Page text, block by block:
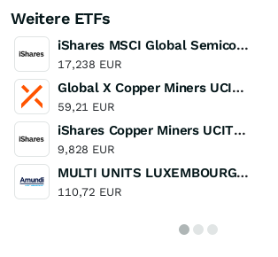
Weitere ETFs
iShares MSCI Global Semiconductors UCITS ETF USD (Acc)
17,238 EUR
Global X Copper Miners UCITS ETF USD Acc
59,21 EUR
iShares Copper Miners UCITS ETF
9,828 EUR
MULTI UNITS LUXEMBOURG - Lyxor MSCI Semiconductors ESG Filtered
110,72 EUR